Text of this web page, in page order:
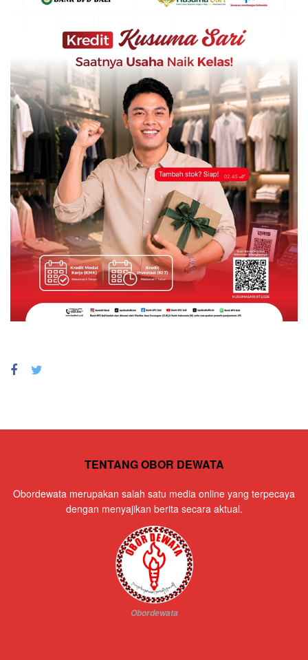
TENTANG OBOR DEWATA
Obordewata merupakan salah satu media online yang terpecaya
dengan menyajikan berita secara aktual.
Obordewata